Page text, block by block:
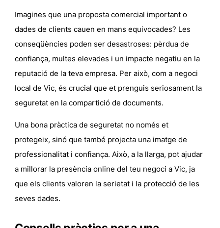
Imagines que una proposta comercial important o
dades de clients cauen en mans equivocades? Les
conseqüències poden ser desastroses: pèrdua de
confiança, multes elevades i un impacte negatiu en la
reputació de la teva empresa. Per això, com a negoci
local de Vic, és crucial que et prenguis seriosament la
seguretat en la compartició de documents.
Una bona pràctica de seguretat no només et
protegeix, sinó que també projecta una imatge de
professionalitat i confiança. Això, a la llarga, pot ajudar
a millorar la presència online del teu negoci a Vic, ja
que els clients valoren la serietat i la protecció de les
seves dades.